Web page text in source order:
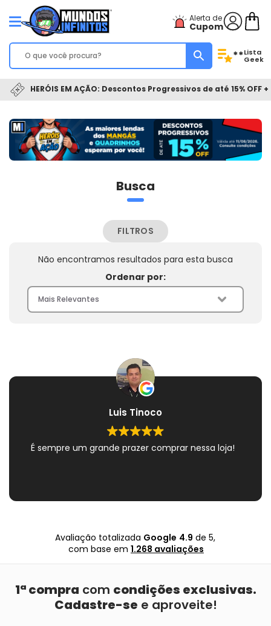
Alerta de
Cupom
**Lista
Geek
HERÓIS EM AÇÃO: Descontos Progressivos de até 15% OFF
Busca
FILTROS
Não encontramos resultados para esta busca
Ordenar por:
Luis Tinoco
É sempre um grande prazer comprar nessa loja!
Avaliação totalizada Google 4.9 de 5,
com base em 1.268 avaliações